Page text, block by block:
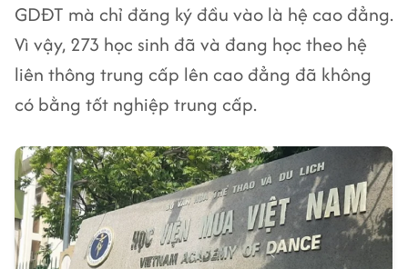
GDĐT mà chỉ đăng ký đầu vào là hệ cao đẳng.
Vì vậy, 273 học sinh đã và đang học theo hệ
liên thông trung cấp lên cao đẳng đã không
có bằng tốt nghiệp trung cấp.